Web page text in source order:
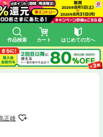
作品検索 カート はじめての方へ
正雄